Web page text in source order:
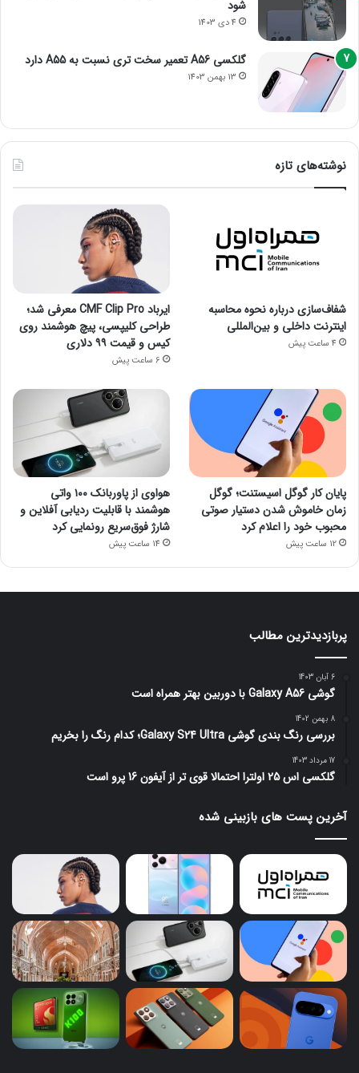
شود
4 دی 1403
گلکسی A56 تعمیر سخت تری نسبت به A55 دارد
13 بهمن 1403
نوشته‌های تازه
شفاف‌سازی درباره نحوه محاسبه
اینترنت داخلی و بین‌المللی
4 ساعت پیش
ایرباد CMF Clip Pro معرفی شد؛
طراحی کلیپسی، پیچ هوشمند روی
کیس و قیمت ۹۹ دلاری
6 ساعت پیش
پایان کار گوگل اسیستنت؛ گوگل
زمان خاموش شدن دستیار صوتی
محبوب خود را اعلام کرد
12 ساعت پیش
هواوی از پاوربانک ۱۰۰ واتی
هوشمند با قابلیت ردیابی آفلاین و
شارژ فوق‌سریع رونمایی کرد
14 ساعت پیش
پربازدیدترین مطالب
6 آبان 1403
گوشی Galaxy A56 با دوربین بهتر همراه است
8 بهمن 1402
بررسی رنگ بندی گوشی Galaxy S24 Ultra؛ کدام رنگ را بخریم
17 مرداد 1403
گلکسی اس 25 اولترا احتمالا قوی تر از آیفون 16 پرو است
آخرین پست های بازبینی شده